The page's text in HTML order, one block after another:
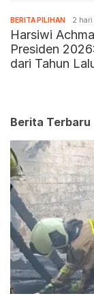
BERITA PILIHAN 2 hari
Harsiwi
Presiden
dari Tahun
Berita Terbaru